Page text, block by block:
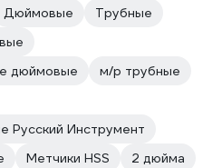
Дюймовые
Трубные
дюймовые
м/р трубные
Русский Инструмент
Метчики HSS
2 дюйма